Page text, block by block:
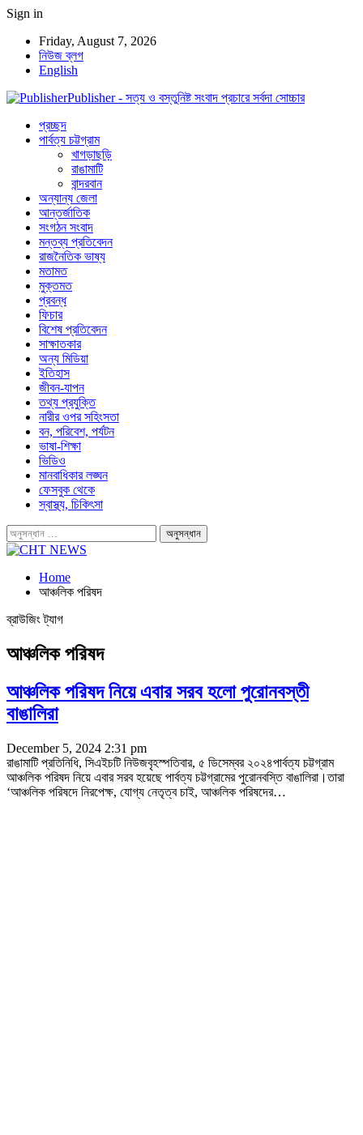
Sign in
Friday, August 7, 2026
নিউজ ব্লগ
English
Publisher - সত্য ও বস্তুনিষ্ট সংবাদ প্রচারে সর্বদা সোচ্চার
প্রচ্ছদ
পার্বত্য চট্টগ্রাম
খাগড়াছড়ি
রাঙামাটি
বান্দরবান
অন্যান্য জেলা
আন্তর্জাতিক
সংগঠন সংবাদ
মন্তব্য প্রতিবেদন
রাজনৈতিক ভাষ্য
মতামত
মুক্তমত
প্রবন্ধ
ফিচার
বিশেষ প্রতিবেদন
সাক্ষাতকার
অন্য মিডিয়া
ইতিহাস
জীবন-যাপন
তথ্য প্রযুক্তি
নারীর ওপর সহিংসতা
বন, পরিবেশ, পর্যটন
ভাষা-শিক্ষা
ভিডিও
মানবাধিকার লঙ্ঘন
ফেসবুক থেকে
স্বাস্থ্য, চিকিৎসা
Home
আঞ্চলিক পরিষদ
ব্রাউজিং ট্যাগ
আঞ্চলিক পরিষদ
আঞ্চলিক পরিষদ নিয়ে এবার সরব হলো পুরোনবস্তী
বাঙালিরা
December 5, 2024 2:31 pm
রাঙামাটি প্রতিনিধি, সিএইচটি নিউজবৃহস্পতিবার, ৫ ডিসেম্বর ২০২৪পার্বত্য চট্টগ্রাম
আঞ্চলিক পরিষদ নিয়ে এবার সরব হয়েছে পার্বত্য চট্টগ্রামের পুরোনবস্তি বাঙালিরা।তারা
‘আঞ্চলিক পরিষদে নিরপেক্ষ, যোগ্য নেতৃত্ব চাই, আঞ্চলিক পরিষদের…